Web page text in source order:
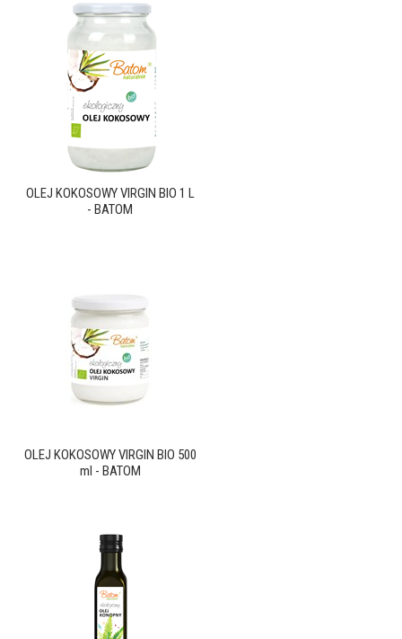
OLEJ KOKOSOWY VIRGIN BIO 1 L
- BATOM
OLEJ KOKOSOWY VIRGIN BIO 500
ml - BATOM